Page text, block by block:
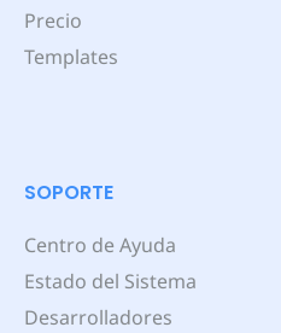
Precio
Templates
SOPORTE
Centro de Ayuda
Estado del Sistema
Desarrolladores